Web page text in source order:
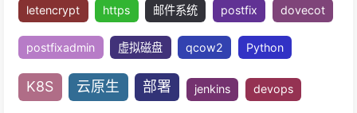
人文社会类 samba openvpn aliyun
letencrypt https 邮件系统 postfix
postfixadmin 虚拟磁盘 qcow2 Python